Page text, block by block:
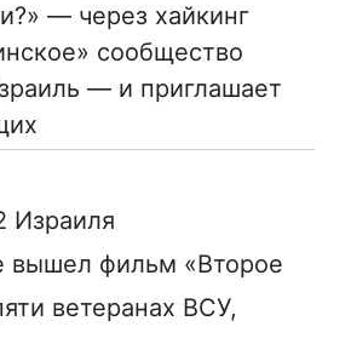
— через хайкинг
сообщество
— и приглашает
Израиля
вышел фильм «Второе
ветеранах ВСУ,